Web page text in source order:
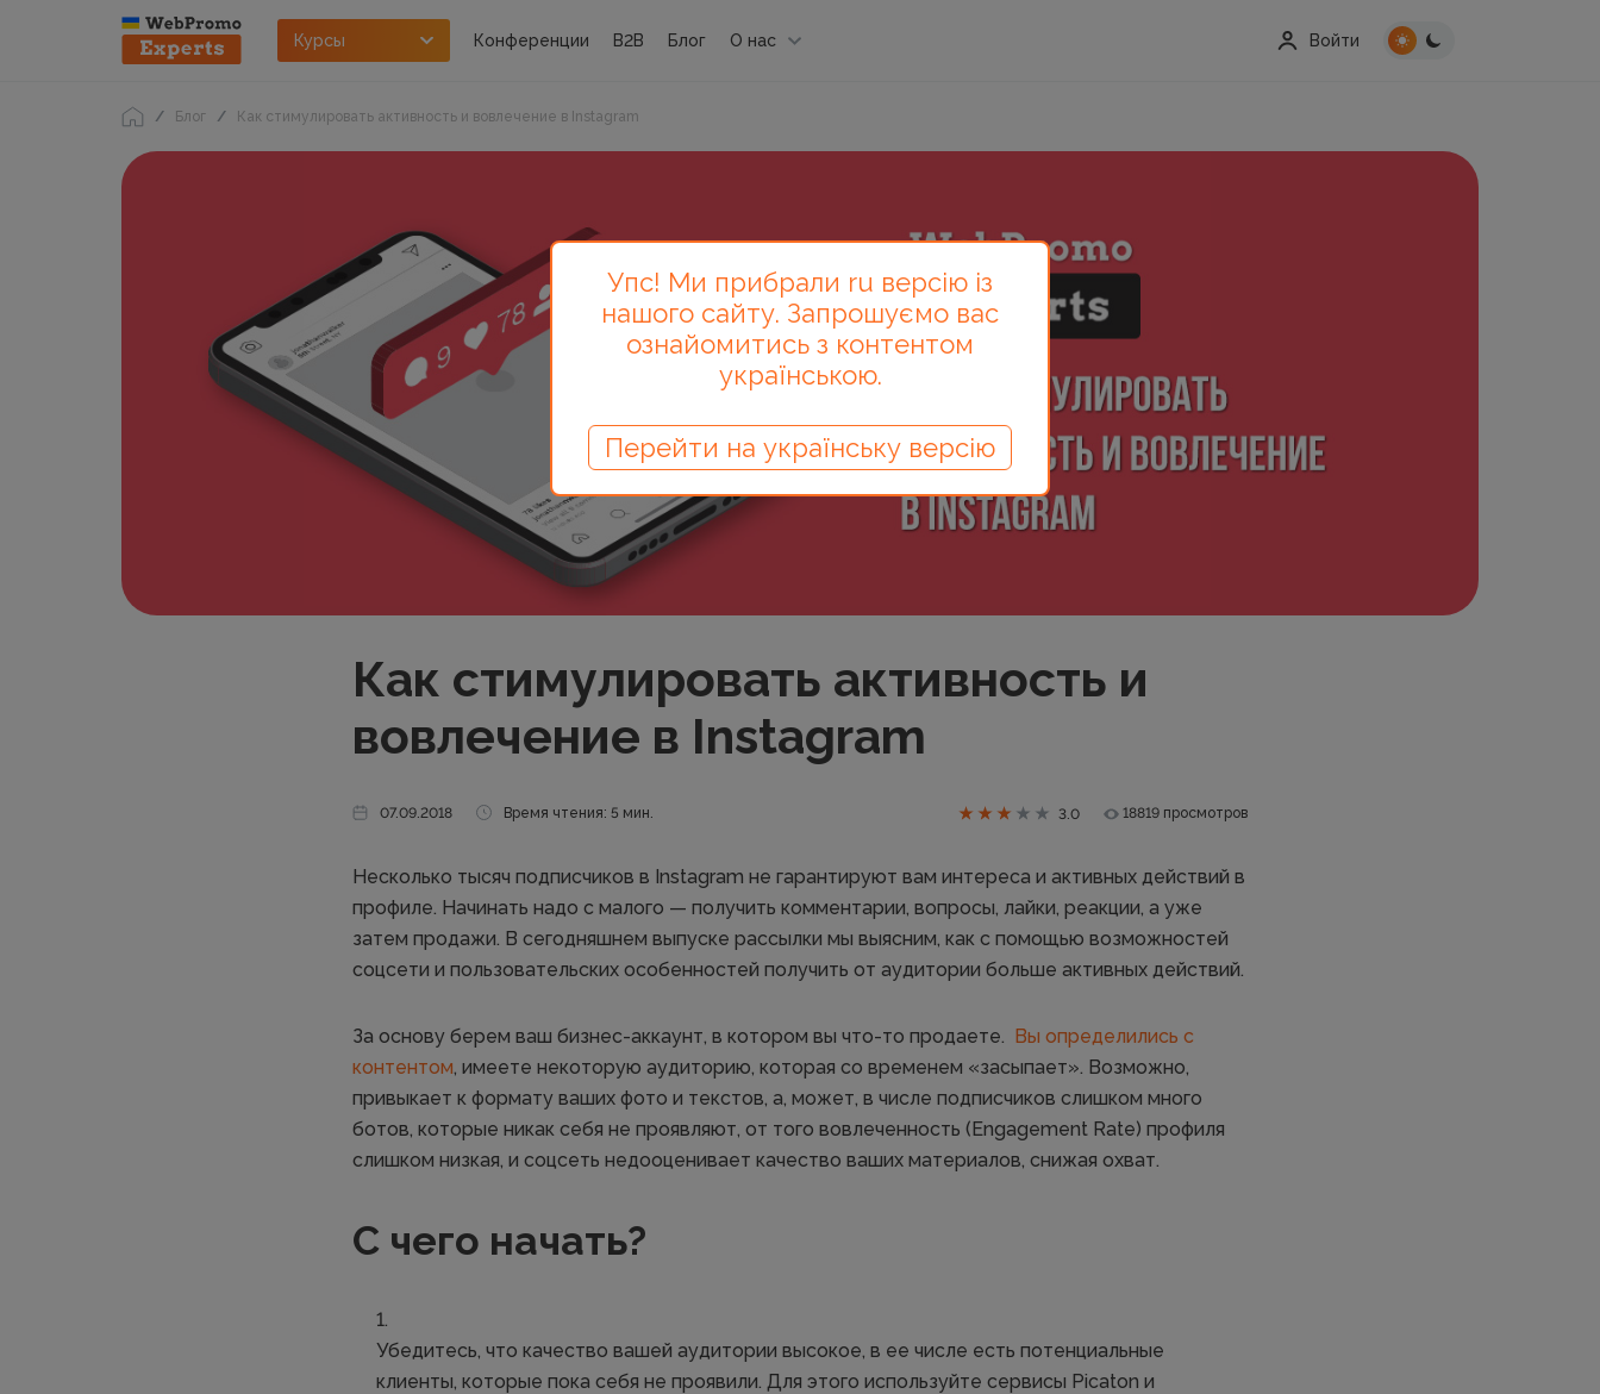
Курсы Конференции B2B Блог О нас Войти
Блог Как стимулировать активность и вовлечение в Instagram
Как стимулировать активность и
вовлечение в Instagram
07.09.2018 Время чтения: 5 мин. 3.0 18819 просмотров
Несколько тысяч подписчиков в Instagram не гарантируют вам интереса и активных действий в
профиле. Начинать надо с малого — получить комментарии, вопросы, лайки, реакции, а уже
затем продажи. В сегодняшнем выпуске рассылки мы выясним, как с помощью возможностей
соцсети и пользовательских особенностей получить от аудитории больше активных действий.
За основу берем ваш бизнес-аккаунт, в котором вы что-то продаете. Вы определились с
контентом, имеете некоторую аудиторию, которая со временем «засыпает». Возможно,
привыкает к формату ваших фото и текстов, а, может, в числе подписчиков слишком много
ботов, которые никак себя не проявляют, от того вовлеченность (Engagement Rate) профиля
слишком низкая, и соцсеть недооценивает качество ваших материалов, снижая охват.
С чего начать?
Убедитесь, что качество вашей аудитории высокое, в ее числе есть потенциальные
клиенты, которые пока себя не проявили. Для этого используйте сервисы Picaton и
Упс! Ми прибрали ru версію із
нашого сайту. Запрошуємо вас
ознайомитись з контентом
українською.
Перейти на українську версію